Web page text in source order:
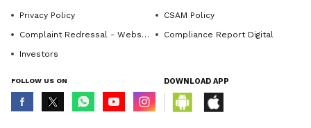
Privacy Policy
CSAM Policy
Complaint Redressal - Website
Compliance Report Digital
Investors
FOLLOW US ON DOWNLOAD APP